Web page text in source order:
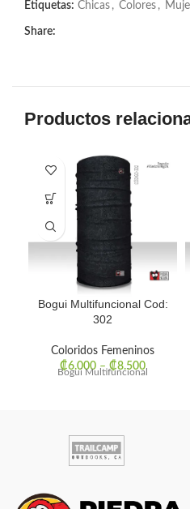
Etiquetas: Chicas , Colores ,
Share:
Productos
Bogui Multifuncional Cod:
302
Coloridos Femeninos
₡6.000 –₡8.500
Bogui Multifuncional